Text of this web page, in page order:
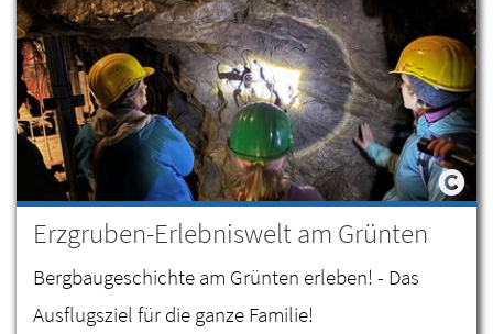
Erzgruben-Erlebniswelt am Grünten
Bergbaugeschichte am Grünten erleben! - Das
Ausflugsziel für die ganze Familie!